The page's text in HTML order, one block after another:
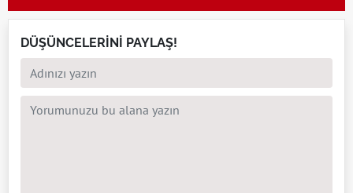
DÜŞÜNCELERİNİ PAYLAŞ!